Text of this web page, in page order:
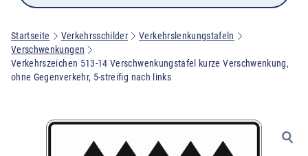
Startseite Verkehrsschilder
Verkehrslenkungstafeln
Verschwenkungen
Verkehrszeichen 513-14 Verschwenkungstafel kurze Verschwenkung,
ohne Gegenverkehr, 5-streifig nach links